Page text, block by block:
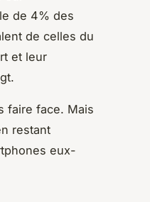
de 4% des
de celles du
et leur
faire face. Mais
restant
eux-